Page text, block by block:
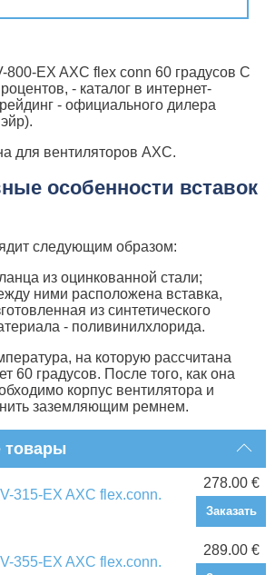
800-EX AXC flex conn 60 градусов C
- каталог в интернет-
- официального дилера
для вентиляторов AXC.
особенности вставок
следующим образом:
из оцинкованной стали;
ними расположена вставка,
из синтетического
- поливинилхлорида.
на которую рассчитана
60 градусов. После того, как она
корпус вентилятора и
заземляющим ремнем.
товары
315-EX AXC flex.conn.
278.00 €
Заказать
355-EX AXC flex.conn.
289.00 €